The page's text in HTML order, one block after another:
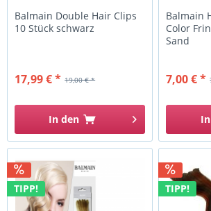
Balmain Double Hair Clips
10 Stück schwarz
19,00 € *
17,99 € *
In den
Balmain
Color
Sand
7,00 € *
TIPP! TIPP!